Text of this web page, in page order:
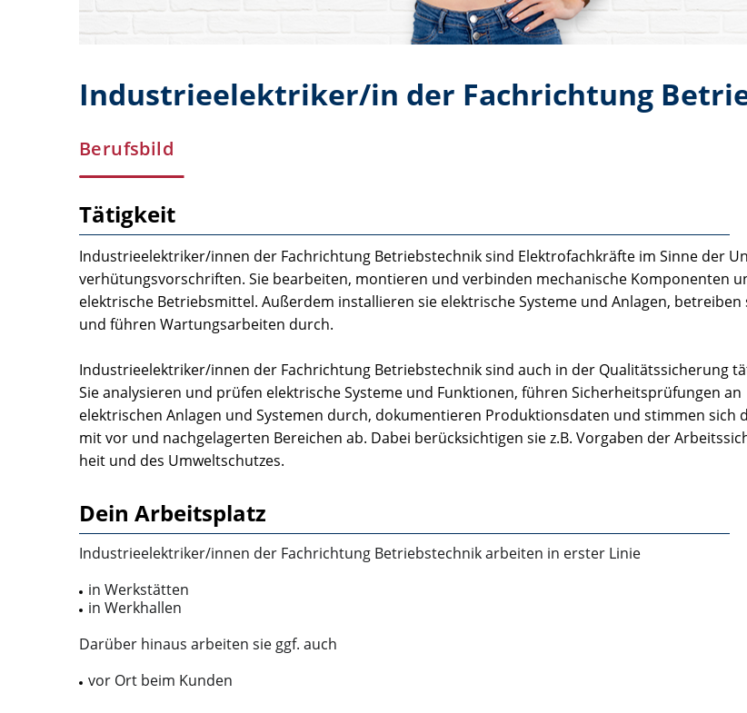
Industrieelektriker/in der Fachrichtung
Berufsbild
Tätigkeit
Industrieelektriker/innen der Fachrichtung Betriebstechnik sind Elektrofachkräfte im Sinne der
verhütungsvorschriften. Sie bearbeiten, montieren und verbinden mechanische Komponenten
elektrische Betriebsmittel. Außerdem installieren sie elektrische Systeme und Anlagen, betreiben
und führen Wartungsarbeiten durch.
Industrieelektriker/innen der Fachrichtung Betriebstechnik sind auch in der Qualitätssicherung
Sie analysieren und prüfen elektrische Systeme und Funktionen, führen Sicherheitsprüfungen an
elektrischen Anlagen und Systemen durch, dokumentieren Produktionsdaten und stimmen sich
mit vor­ und nachgelagerten Bereichen ab. Dabei berücksichtigen sie z.B. Vorgaben der
heit und des Umweltschutzes.
Dein Arbeitsplatz
Industrieelektriker/innen der Fachrichtung Betriebstechnik arbeiten in erster Linie
in Werkstätten
in Werkhallen
Darüber hinaus arbeiten sie ggf. auch
vor Ort beim Kunden